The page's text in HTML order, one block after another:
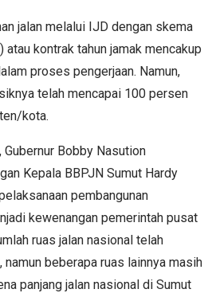
jalan melalui IJD dengan skema
atau kontrak tahun jamak mencakup
proses pengerjaan. Namun,
telah mencapai 100 persen
kota.
Bobby Nasution
Kepala BBPJN Sumut Hardy
pembangunan
kewenangan pemerintah pusat
ruas jalan nasional telah
beberapa ruas lainnya masih
panjang jalan nasional di Sumut